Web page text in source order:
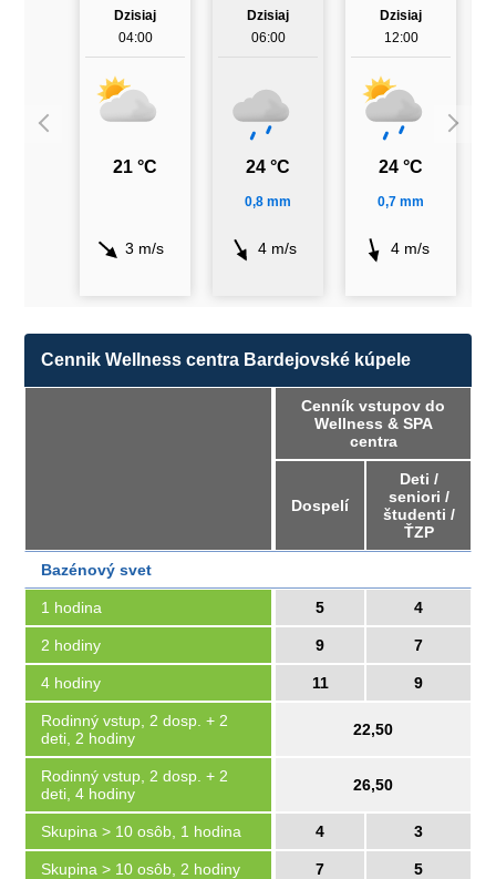
Dzisiaj
04:00
21 °C
3 m/s
Dzisiaj
06:00
24 °C
0,8 mm
4 m/s
Dzisiaj
12:00
24 °C
0,7 mm
4 m/s
Cennik Wellness centra Bardejovské kúpele
Cenník vstupov do
Wellness & SPA
centra
Dospelí
Deti /
seniori /
študenti /
ŤZP
Bazénový svet
1 hodina 5 4
2 hodiny 9 7
4 hodiny 11 9
Rodinný vstup, 2 dosp. + 2
deti, 2 hodiny
22,50
Rodinný vstup, 2 dosp. + 2
deti, 4 hodiny
26,50
Skupina > 10 osôb, 1 hodina 4 3
Skupina > 10 osôb, 2 hodiny 7 5